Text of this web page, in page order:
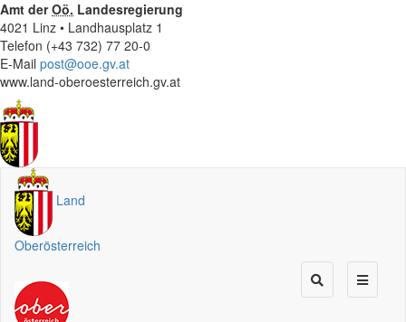
Amt derOö. Landesregierung
4021 Linz • Landhausplatz 1
Telefon (+43 732) 77 20-0
E-Mail post@ooe.gv.at
www.land-oberoesterreich.gv.at
Land
Oberösterreich